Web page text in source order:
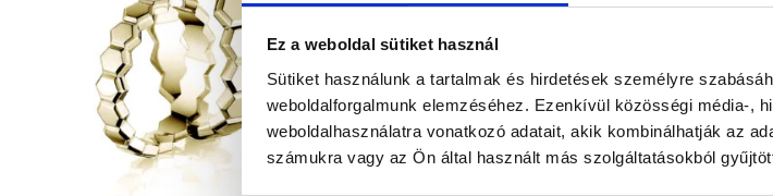
Ez a weboldal sütiket használ
Sütiket használunk a tartalmak és hirdetések személyre
weboldalforgalmunk elemzéséhez. Ezenkívül közösségi média-,
weboldalhasználatra vonatkozó adatait, akik kombinálhatják az
számukra vagy az Ön által használt más szolgáltatásokból